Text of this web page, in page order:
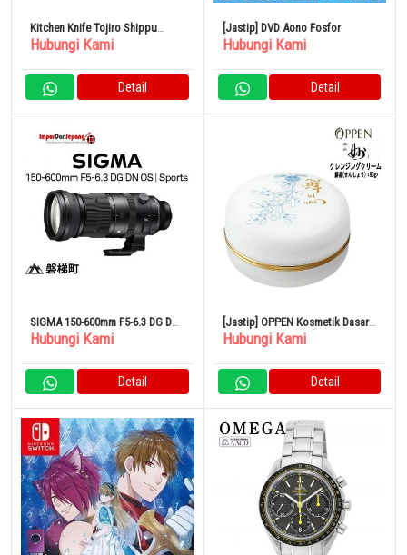
Kitchen Knife Tojiro Shippu
Black DP Damascus FD 1593
Hubungi Kami
Detail
[Jastip] DVD Aono Fosfor
Hubungi Kami
Detail
SIGMA 150-600mm F5-6.3 DG DN
OS Sport
Hubungi Kami
Detail
[Jastip] OPPEN Kosmetik Dasar
Krim Pembersih Obat Sensho
Hubungi Kami
Detail